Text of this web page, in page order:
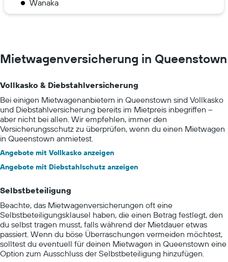
Wanaka
Mietwagenversicherung in Queenstown
Vollkasko & Diebstahlversicherung
Bei einigen Mietwagenanbietern in Queenstown sind Vollkasko
und Diebstahlversicherung bereits im Mietpreis inbegriffen –
aber nicht bei allen. Wir empfehlen, immer den
Versicherungsschutz zu überprüfen, wenn du einen Mietwagen
in Queenstown anmietest.
Angebote mit Vollkasko anzeigen
Angebote mit Diebstahlschutz anzeigen
Selbstbeteiligung
Beachte, das Mietwagenversicherungen oft eine
Selbstbeteiligungsklausel haben, die einen Betrag festlegt, den
du selbst tragen musst, falls während der Mietdauer etwas
passiert. Wenn du böse Überraschungen vermeiden möchtest,
solltest du eventuell für deinen Mietwagen in Queenstown eine
Option zum Ausschluss der Selbstbeteiligung hinzufügen.